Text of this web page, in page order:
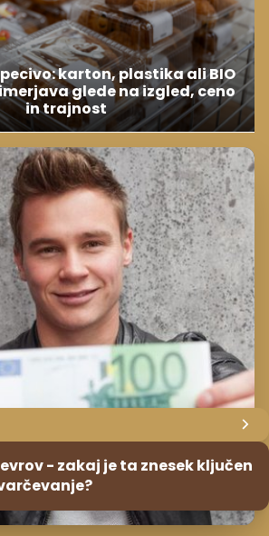
karton, plastika ali BIO
glede na izgled, ceno
in trajnost
evrov - zakaj je ta znesek ključen